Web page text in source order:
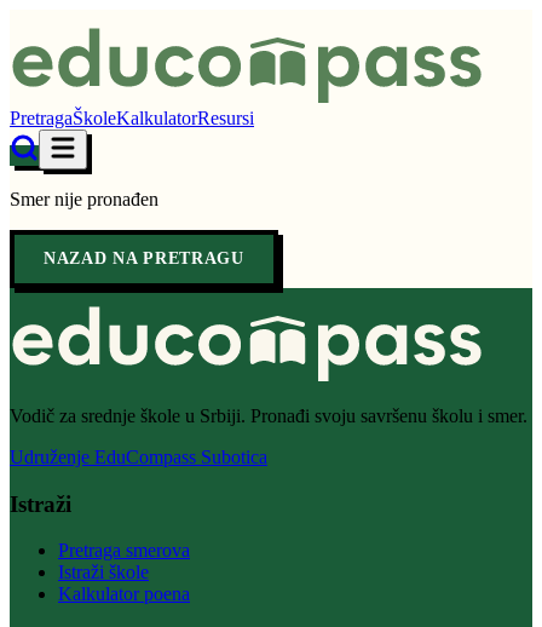
PretragaŠkoleKalkulatorResursi
Smer nije pronađen
NAZAD NA PRETRAGU
Vodič za srednje škole u Srbiji. Pronađi svoju savršenu školu i smer.
Udruženje EduCompass Subotica
Istraži
Pretraga smerova
Istraži škole
Kalkulator poena